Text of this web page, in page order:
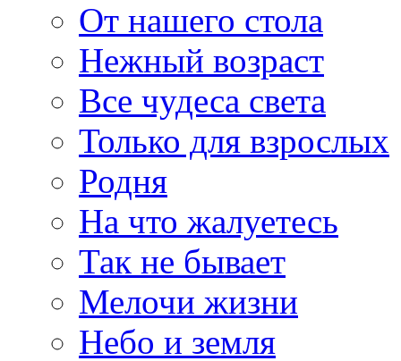
От нашего стола
Нежный возраст
Все чудеса света
Только для взрослых
Родня
На что жалуетесь
Так не бывает
Мелочи жизни
Небо и земля